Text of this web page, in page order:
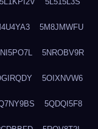
5M8JMWFU
5NROBV9R
5OIXNVW6
5QDQI5F8